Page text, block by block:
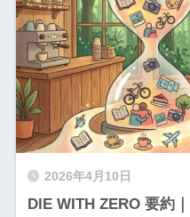
2026年4月10日
DIE WITH ZERO 要約